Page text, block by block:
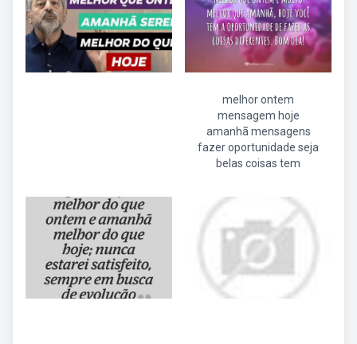
melhor ontem
mensagem hoje
amanhã mensagens
fazer oportunidade seja
belas coisas tem